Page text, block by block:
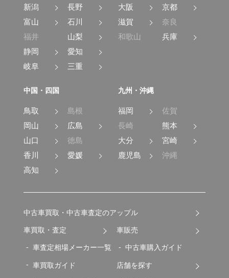
新潟
長野
富山
石川
福井
山梨
静岡
愛知
岐阜
三重
大阪
京都
滋賀
奈良
和歌山
兵庫
中国・四国
鳥取
島根
岡山
広島
山口
徳島
香川
愛媛
高知
九州・沖縄
福岡
佐賀
長崎
熊本
大分
宮崎
鹿児島
沖縄
中古車買取・中古車査定のアップル
車買取・査定
車査定相場メーカー一覧
車買取ガイド
車販売
中古車購入ガイド
店舗を探す